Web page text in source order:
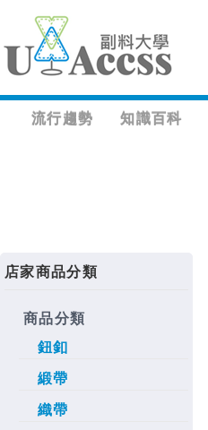
流行趨勢 知識百科
店家商品分類
商品分類
鈕釦
緞帶
織帶